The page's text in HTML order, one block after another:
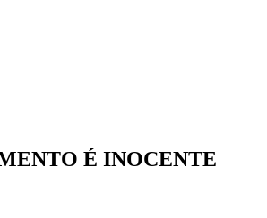
É INOCENTE